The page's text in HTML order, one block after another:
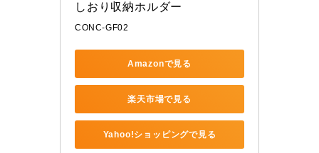
しおり収納ホルダー
CONC-GF02
Amazonで見る
楽天市場で見る
Yahoo!ショッピングで見る